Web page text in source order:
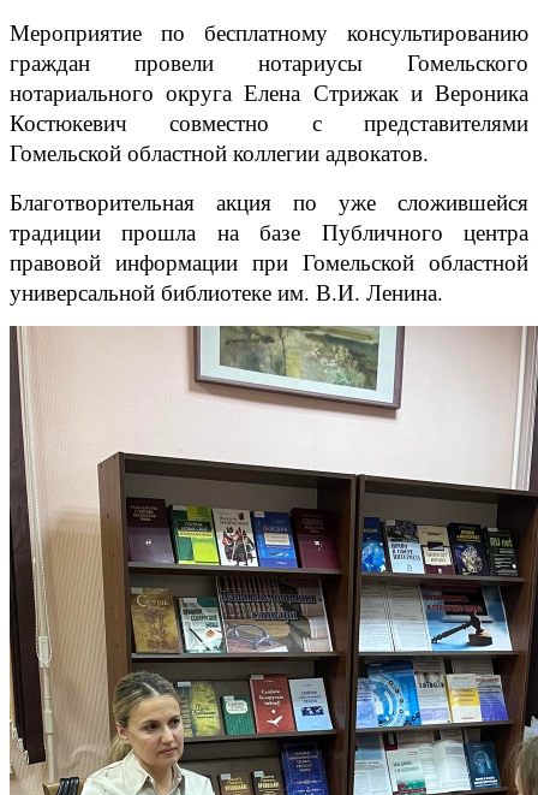
Мероприятие по бесплатному консультированию
граждан провели нотариусы Гомельского
нотариального округа Елена Стрижак и Вероника
Костюкевич совместно с представителями
Гомельской областной коллегии адвокатов.
Благотворительная акция по уже сложившейся
традиции прошла на базе Публичного центра
правовой информации при Гомельской областной
универсальной библиотеке им. В.И. Ленина.